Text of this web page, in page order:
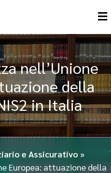
nell’Unione
della
in Italia
e Assicurativo »
Europea: attuazione della